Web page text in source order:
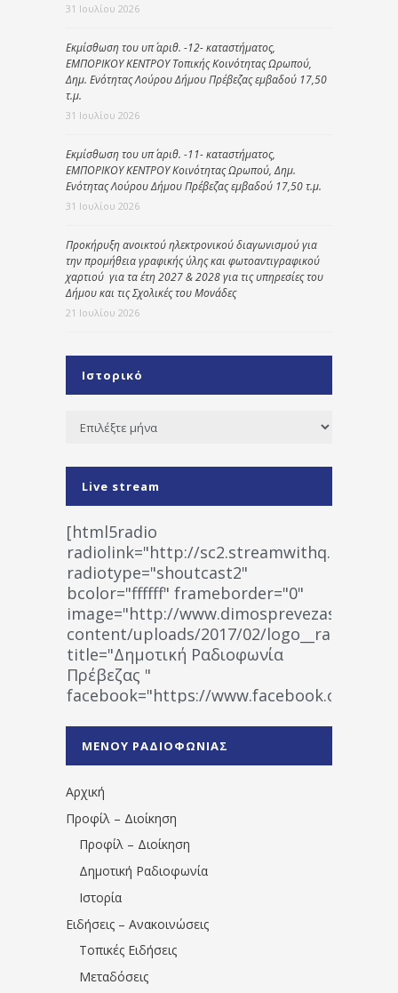
31 Ιουλίου 2026
Εκμίσθωση του υπ΄ αριθ. -12- καταστήματος,
ΕΜΠΟΡΙΚΟΥ ΚΕΝΤΡΟΥ Τοπικής Κοινότητας Ωρωπού,
Δημ. Ενότητας Λούρου Δήμου Πρέβεζας εμβαδού 17,50
τ.μ.
31 Ιουλίου 2026
Εκμίσθωση του υπ΄ αριθ. -11- καταστήματος,
ΕΜΠΟΡΙΚΟΥ ΚΕΝΤΡΟΥ Κοινότητας Ωρωπού, Δημ.
Ενότητας Λούρου Δήμου Πρέβεζας εμβαδού 17,50 τ.μ.
31 Ιουλίου 2026
Προκήρυξη ανοικτού ηλεκτρονικού διαγωνισμού για
την προμήθεια γραφικής ύλης και φωτοαντιγραφικού
χαρτιού για τα έτη 2027 & 2028 για τις υπηρεσίες του
Δήμου και τις Σχολικές του Μονάδες
21 Ιουλίου 2026
Ιστορικό
Ιστορικό
Live stream
[html5radio
radiolink="http://
radiotype="shoutcast2"
bcolor="ffffff" frameborder="0"
image="http://www.dimosprevezas.gr/wp-
content/uploads/2017/02/
title="Δημοτική Ραδιοφωνία
Πρέβεζας "
facebook="https://www.facebook.com/
1531194763766854/" artist="" ]
ΜΕΝΟΥ ΡΑΔΙΟΦΩΝΙΑΣ
Αρχική
Προφίλ – Διοίκηση
Προφίλ – Διοίκηση
Δημοτική Ραδιοφωνία
Ιστορία
Ειδήσεις – Ανακοινώσεις
Τοπικές Ειδήσεις
Μεταδόσεις